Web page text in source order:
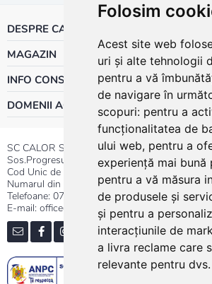
Folosim
Acest site web
uri și alte tehnologii
pentru a vă
de navigare în
scopuri: pentru a
funcționalitatea de
ului web, pentru a
experiență mai bună
pentru a vă măsura
de produsele și
și pentru a
interacțiunile de
a livra reclame care
relevante pentru dvs.
DESPRE CALOR
MAGAZIN
INFO CONSUMATOR
DOMENII ACTIVITATE
SC CALOR SRL
Sos.Progresului nr.30-40, Sector 5, Bucuresti
Cod Unic de Inregistrare: RO 3004724
Numarul din Registrul Comertului:J40/13176/
Telefoane: 0737.23.44.44|021.411.44.44
E-mail: office@calor.ro